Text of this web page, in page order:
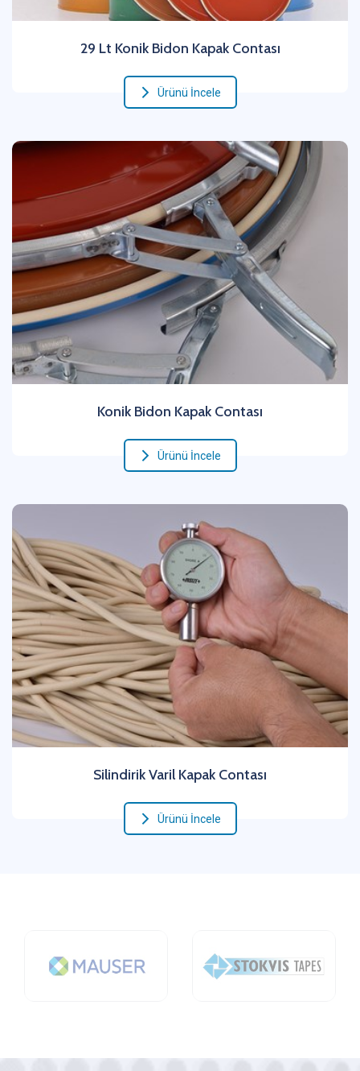
29 Lt Konik Bidon Kapak Contası
Ürünü İncele
Konik Bidon Kapak Contası
Ürünü İncele
Silindirik Varil Kapak Contası
Ürünü İncele